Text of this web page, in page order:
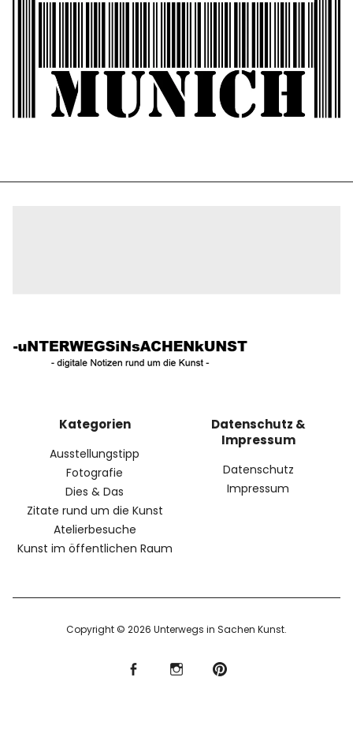
Kategorien
Ausstellungstipp
Fotografie
Dies & Das
Zitate rund um die Kunst
Atelierbesuche
Kunst im öffentlichen Raum
Datenschutz &
Impressum
Datenschutz
Impressum
Copyright © 2026 Unterwegs in Sachen Kunst